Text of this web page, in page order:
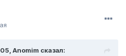
Anomim сказал: